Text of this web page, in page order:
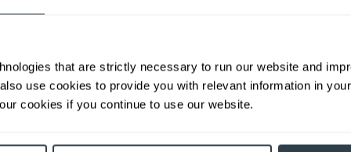
that are strictly necessary to run our website and
use cookies to provide you with relevant information in
cookies if you continue to use our website.